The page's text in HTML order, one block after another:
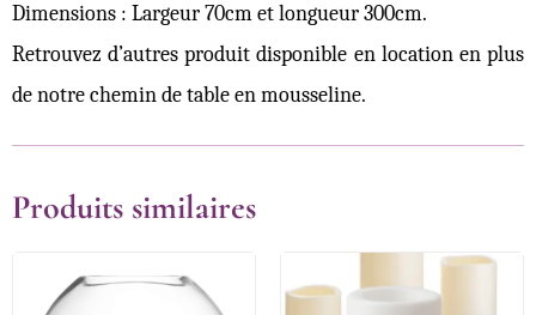
Dimensions : Largeur 70cm et longueur 300cm.
Retrouvez d’autres produit disponible en location en plus
de notre chemin de table en mousseline.
Produits similaires